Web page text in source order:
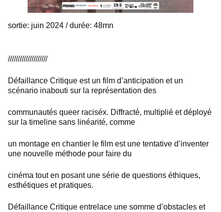
sortie: juin 2024 / durée: 48mn
////////////////////
Défaillance Critique est un film d’anticipation et un
scénario inabouti sur la représentation des
communautés queer raciséx. Diffracté, multiplié et déployé
sur la timeline sans linéarité, comme
un montage en chantier le film est une tentative d’inventer
une nouvelle méthode pour faire du
cinéma tout en posant une série de questions éthiques,
esthétiques et pratiques.
Défaillance Critique entrelace une somme d’obstacles et